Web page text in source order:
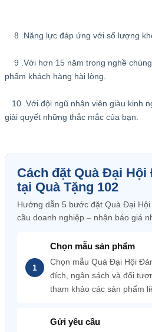
8 .Năng lực đáp ứng với số lượng
9 .Với hơn 15 năm trong nghề
phẩm khách hàng hài lòng.
10 .Với đội ngũ nhân viên giàu kinh
giải quyết những thắc mắc của bạn.
Cách đặt Quà Đại
tại Quà Tặng 102
Hướng dẫn 5 bước đặt Quà Đại
cầu doanh nghiệp – nhận báo giá
Chọn mẫu sản phẩm
Chọn mẫu Quà Đại Hội
đích, ngân sách và đối
tham khảo các sản phẩm
Gửi yêu cầu